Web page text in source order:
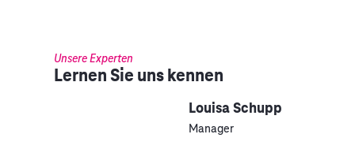
Unsere Experten
Lernen Sie uns kennen
Louisa Schupp
Manager